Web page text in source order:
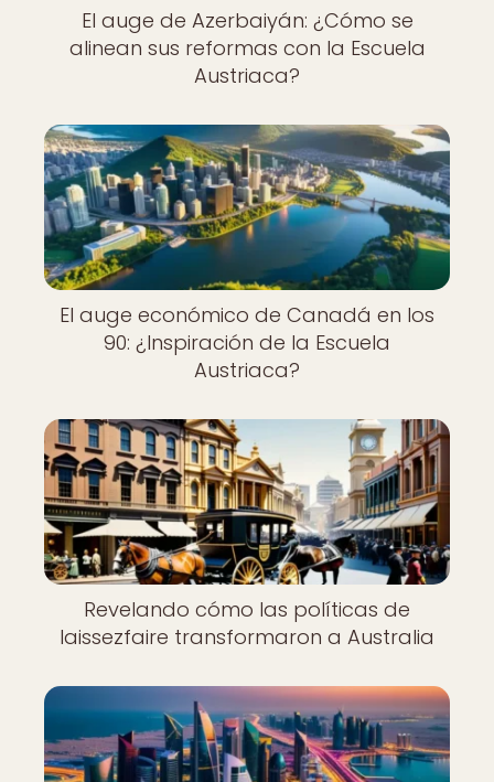
El auge de Azerbaiyán: ¿Cómo se
alinean sus reformas con la Escuela
Austriaca?
El auge económico de Canadá en los
90: ¿Inspiración de la Escuela
Austriaca?
Revelando cómo las políticas de
laissezfaire transformaron a Australia